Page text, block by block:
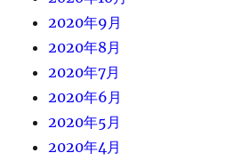
2020年9月
2020年8月
2020年7月
2020年6月
2020年5月
2020年4月